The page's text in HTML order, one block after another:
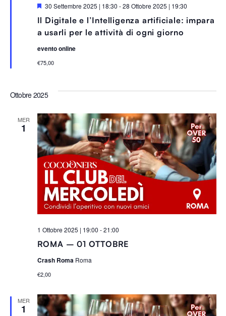
Il Digitale e l’Intelligenza artificiale: impara
a usarli per le attività di ogni giorno
S
g
n
a
l
a
t
30 Settembre 2025 | 18:30 -28 Ottobre 2025 | 19:30
evento online
€75,00
Ottobre 2025
MER
1
ROMA – 01 OTTOBRE
1 Ottobre 2025 | 19:00 -21:00
Crash Roma Roma
€2,00
MER
1